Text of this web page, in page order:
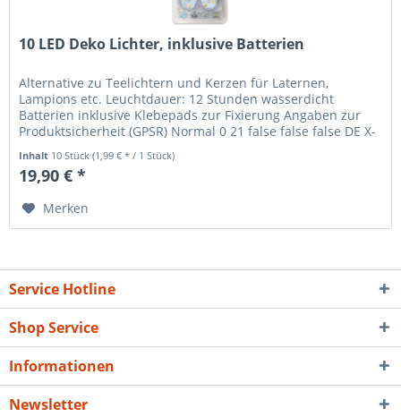
10 LED Deko Lichter, inklusive Batterien
Alternative zu Teelichtern und Kerzen für Laternen,
Lampions etc. Leuchtdauer: 12 Stunden wasserdicht
Batterien inklusive Klebepads zur Fixierung Angaben zur
Produktsicherheit (GPSR) Normal 0 21 false false false DE X-
Inhalt 10 Stück(1,99 € * / 1 Stück)
19,90 € *
Merken
Service Hotline
Shop Service
Informationen
Newsletter